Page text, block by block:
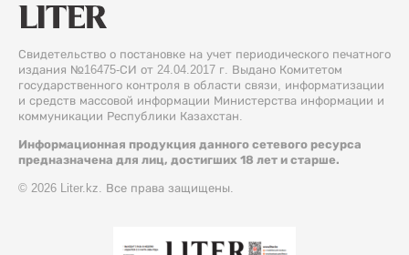
Свидетельство о постановке на учет периодического печатного
издания №16475-СИ от 24.04.2017 г. Выдано Комитетом
государственного контроля в области связи, информатизации
и средств массовой информации Министерства информации и
коммуникации Республики Казахстан.
Информационная продукция данного сетевого ресурса
предназначена для лиц, достигших 18 лет и старше.
© 2026 Liter.kz. Все права защищены.